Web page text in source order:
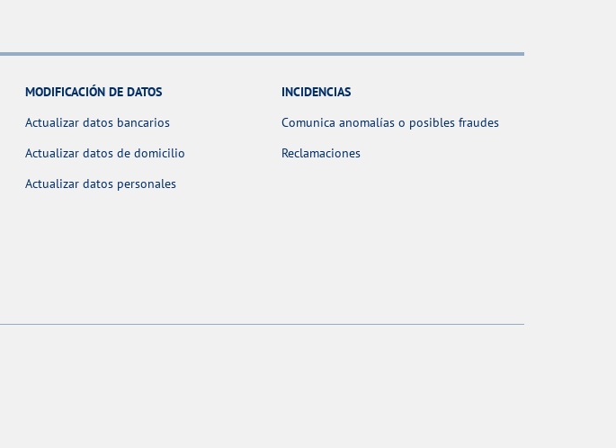
MODIFICACIÓN DE DATOS
Actualizar datos bancarios
Actualizar datos de domicilio
Actualizar datos personales
INCIDENCIAS
Comunica anomalías o posibles fraudes
Reclamaciones